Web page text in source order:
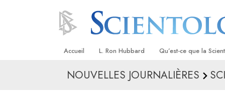
Accueil L. Ron Hubbard Qu’est-ce que la
Croyances et pratiques
NOUVELLES JOURNALIÈRES